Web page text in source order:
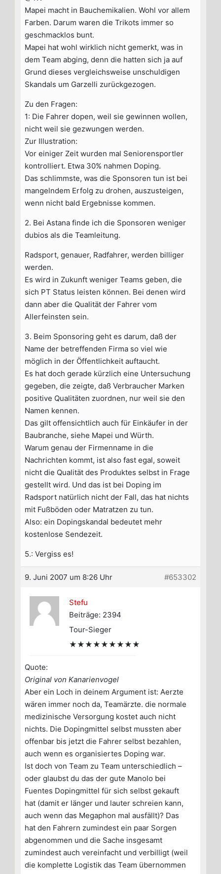
Mapei macht in Bauchemikalien. Wohl vor allem
Farben. Darum waren die Trikots immer so
geschmacklos bunt.
Mapei hat wohl wirklich nicht gemerkt, was in
dem Team abging, denn die hatten sich ja auf
Grund dieses vergleichsweise unschuldigen
Skandals um Garzelli zurückgezogen.
Zu den Fragen:
1: Die Fahrer dopen, weil sie gewinnen wollen,
nicht weil sie gezwungen werden.
Zur Illustration:
Vor einiger Zeit wurden mal Seniorensportler
kontrolliert. Etwa 30% nahmen Doping.
Das schlimmste, was die Sponsoren tun ist bei
mangelndem Erfolg zu drohen, auszusteigen,
wenn nicht bald Ergebnisse kommen.
2. Bei Astana finde ich die Sponsoren weniger
dubios als die Teamleitung.
Radsport, genauer, Radfahrer, werden billiger
werden.
Es wird in Zukunft weniger Teams geben, die
sich PT Status leisten können. Bei denen wird
dann aber die Qualität der Fahrer vom
Allerfeinsten sein.
3. Beim Sponsoring geht es darum, daß der
Name der betreffenden Firma so viel wie
möglich in der Öffentlichkeit auftaucht.
Es hat doch gerade kürzlich eine Untersuchung
gegeben, die zeigte, daß Verbraucher Marken
positive Qualitäten zuordnen, nur weil sie den
Namen kennen.
Das gilt offensichtlich auch für Einkäufer in der
Baubranche, siehe Mapei und Würth.
Warum genau der Firmenname in die
Nachrichten kommt, ist also fast egal, soweit
nicht die Qualität des Produktes selbst in Frage
gestellt wird. Und das ist bei Doping im
Radsport natürlich nicht der Fall, das hat nichts
mit Fußböden oder Matratzen zu tun.
Also: ein Dopingskandal bedeutet mehr
kostenlose Sendezeit.
5.: Vergiss es!
9. Juni 2007 um 8:26 Uhr #653302
Stefu
Beiträge: 2394
Tour-Sieger
★★★★★★★★★
Quote:
Original von Kanarienvogel
Aber ein Loch in deinem Argument ist: Aerzte
wären immer noch da, Teamärzte. die normale
medizinische Versorgung kostet auch nicht
nichts. Die Dopingmittel selbst mussten aber
offenbar bis jetzt die Fahrer selbst bezahlen,
auch wenn es organisiertes Doping war.
Ist doch von Team zu Team unterschiedlich –
oder glaubst du das der gute Manolo bei
Fuentes Dopingmittel für sich selbst gekauft
hat (damit er länger und lauter schreien kann,
auch wenn das Megaphon mal ausfällt)? Das
hat den Fahrern zumindest ein paar Sorgen
abgenommen und die Sache insgesamt
zumindest auch vereinfacht und verbilligt (weil
die komplette Logistik das Team übernommen